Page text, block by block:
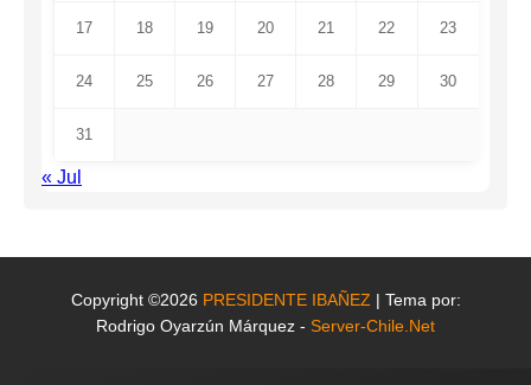
17 18 19 20 21 22 23
24 25 26 27 28 29 30
31
« Jul
Copyright ©2026 PRESIDENTE IBAÑEZ | Tema por:
Rodrigo Oyarzún Márquez - Server-Chile.Net